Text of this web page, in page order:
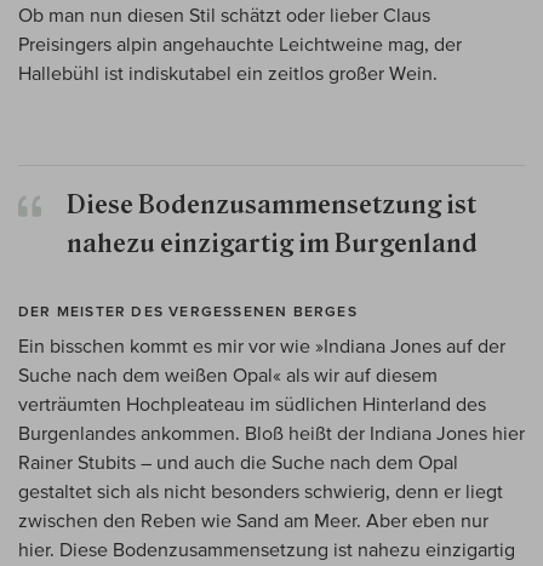
Ob man nun diesen Stil schätzt oder lieber Claus
Preisingers alpin angehauchte Leichtweine mag, der
Hallebühl ist indiskutabel ein zeitlos großer Wein.
Diese Bodenzusammensetzung ist
nahezu einzigartig im Burgenland
DER MEISTER DES VERGESSENEN BERGES
Ein bisschen kommt es mir vor wie »Indiana Jones auf der
Suche nach dem weißen Opal« als wir auf diesem
verträumten Hochpleateau im südlichen Hinterland des
Burgenlandes ankommen. Bloß heißt der Indiana Jones hier
Rainer Stubits – und auch die Suche nach dem Opal
gestaltet sich als nicht besonders schwierig, denn er liegt
zwischen den Reben wie Sand am Meer. Aber eben nur
hier. Diese Bodenzusammensetzung ist nahezu einzigartig